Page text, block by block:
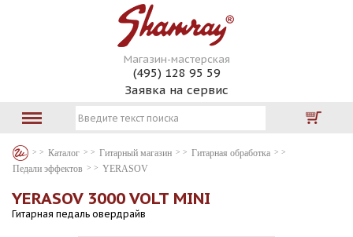
Магазин-мастерская
(495) 128 95 59
Заявка на сервис
Каталог Гитарный магазин
Гитарная обработка
Педали эффектов
YERASOV
YERASOV 3000 VOLT MINI
Гитарная педаль овердрайв